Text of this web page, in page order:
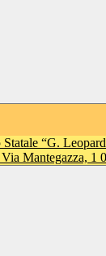
Via Mantegazza, 1